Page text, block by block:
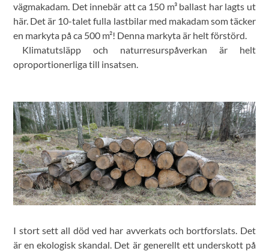
vägmakadam. Det innebär att ca 150 m³ ballast har lagts ut
här. Det är 10-talet fulla lastbilar med makadam som täcker
en markyta på ca 500 m²! Denna markyta är helt förstörd.
Klimatutsläpp och naturresurspåverkan är helt
oproportionerliga till insatsen.
I stort sett all död ved har avverkats och bortforslats. Det
är en ekologisk skandal. Det är generellt ett underskott på